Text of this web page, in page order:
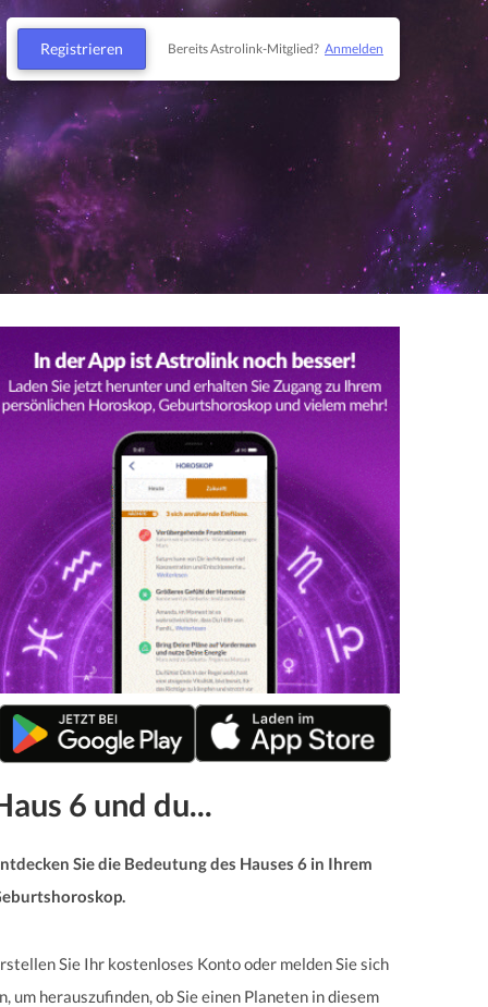
Registrieren Bereits Astrolink-Mitglied? Anmelden
6 und du...
Sie die Bedeutung des Hauses 6 in Ihrem
Sie Ihr kostenloses Konto oder melden Sie sich
um herauszufinden, ob Sie einen Planeten in diesem